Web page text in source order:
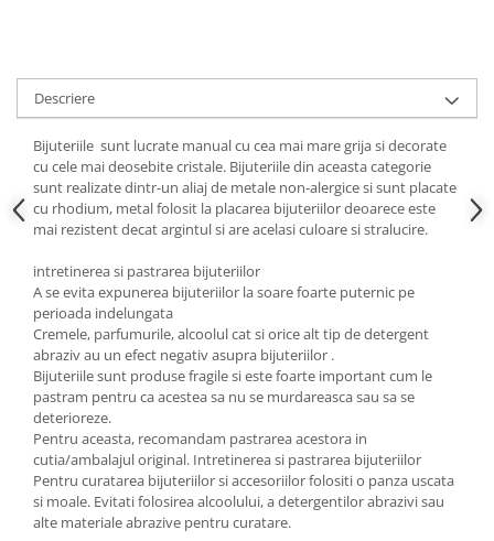
Descriere
Bijuteriile sunt lucrate manual cu cea mai mare grija si decorate
cu cele mai deosebite cristale. Bijuteriile din aceasta categorie
sunt realizate dintr-un aliaj de metale non-alergice si sunt placate
cu rhodium, metal folosit la placarea bijuteriilor deoarece este
mai rezistent decat argintul si are acelasi culoare si stralucire.
intretinerea si pastrarea bijuteriilor
A se evita expunerea bijuteriilor la soare foarte puternic pe
perioada indelungata
Cremele, parfumurile, alcoolul cat si orice alt tip de detergent
abraziv au un efect negativ asupra bijuteriilor .
Bijuteriile sunt produse fragile si este foarte important cum le
pastram pentru ca acestea sa nu se murdareasca sau sa se
deterioreze.
Pentru aceasta, recomandam pastrarea acestora in
cutia/ambalajul original. Intretinerea si pastrarea bijuteriilor
Pentru curatarea bijuteriilor si accesoriilor folositi o panza uscata
si moale. Evitati folosirea alcoolului, a detergentilor abrazivi sau
alte materiale abrazive pentru curatare.